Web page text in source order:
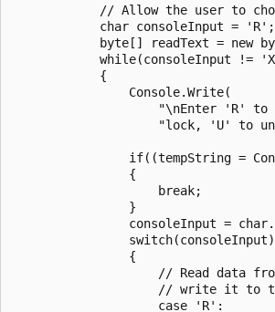
// Allow the user to
            char consoleInput = 'R';
byte[] readText = new
while(consoleInput !=
            {
                Console.Write(
"\nEnter 'R'
"lock, 'U' to
if((tempString =
                {
                    break;
                }
consoleInput =
                switch(consoleInput)
                {
// Read data
// write it to
                    case 'R':